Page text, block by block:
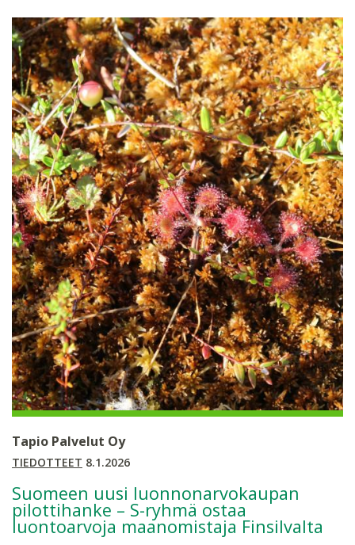
Tapio Palvelut Oy
TIEDOTTEET 8.1.2026
Suomeen uusi luonnonarvokaupan
pilottihanke – S-ryhmä ostaa
luontoarvoja maanomistaja Finsilvalta